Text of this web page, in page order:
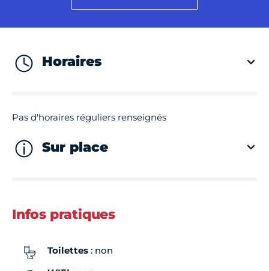
Horaires
Pas d'horaires réguliers renseignés
Sur place
Infos pratiques
Toilettes : non